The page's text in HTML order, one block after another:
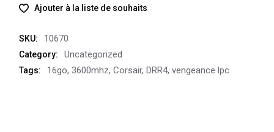
Ajouter à la liste de souhaits
SKU: 10670
Category: Uncategorized
Tags: 16go,3600mhz,Corsair,DRR4,vengeance lpc